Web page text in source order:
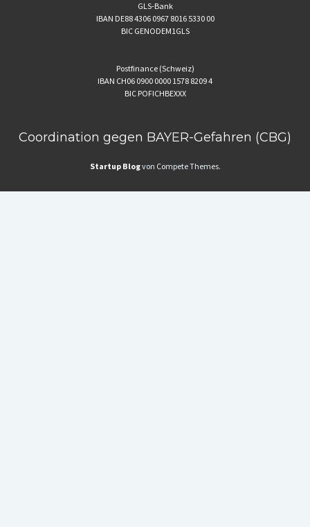
GLS-Bank
IBAN DE88 4306 0967 8016 5330 00
BIC GENODEM1GLS
Postfinance (Schweiz)
IBAN CH06 0900 0000 1578 8209 4
BIC POFICHBEXXX
Coordination gegen BAYER-Gefahren (CBG)
Startup Blogvon Compete Themes.